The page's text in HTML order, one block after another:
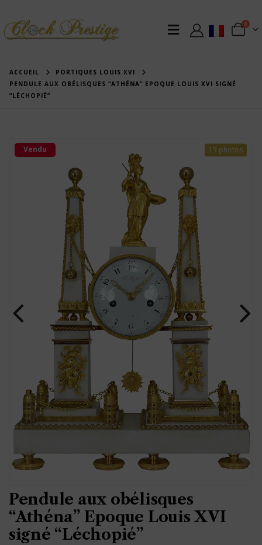
0
ACCUEIL
PORTIQUES LOUIS XVI
PENDULE AUX OBÉLISQUES “ATHÉNA” EPOQUE LOUIS XVI SIGNÉ
“LÉCHOPIÉ”
13 photos
Vendu
Pendule aux obélisques
“Athéna” Epoque Louis XVI
signé “Léchopié”